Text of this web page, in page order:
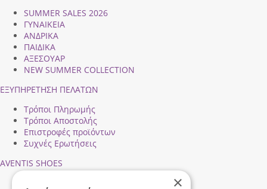
SUMMER SALES 2026
ΓΥΝΑΙΚΕΙΑ
ΑΝΔΡΙΚΑ
ΠΑΙΔΙΚΑ
ΑΞΕΣΟΥΑΡ
NEW SUMMER COLLECTION
ΕΞΥΠΗΡΕΤΗΣΗ ΠΕΛΑΤΩΝ
Τρόποι Πληρωμής
Τρόποι Αποστολής
Επιστροφές προϊόντων
Συχνές Ερωτήσεις
AVENTIS SHOES
×